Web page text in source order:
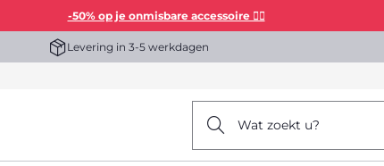
-50% op je onmisbare accessoire 👯‍♀️
Levering in 3-5 werkdagen
Wat zoekt u?